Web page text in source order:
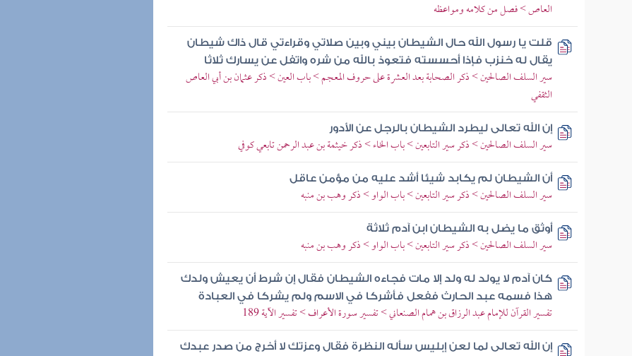
العاص > فصل من كلامه ومواعظه
قلت يا رسول الله حال الشيطان بيني وبين صلاتي وقراءتي قال ذاك شيطان
يقال له خنزب فإذا أحسسته فتعوذ بالله من شره واتفل عن يسارك ثلاثا
سير السلف الصالحين > ذكر الصحابة بعد العشرة على حروف المعجم > باب العين > ذكر عثمان بن أبي العاص
الثقفي
إن الله تعالى ليطرد الشيطان بالرجل عن الأدور
سير السلف الصالحين > ذكر سير التابعين > باب الخاء > ذكر خيثمة بن عبد الرحمن تابعي كوفي
أن الشيطان لم يكابد شيئا أشد عليه من مؤمن عاقل
سير السلف الصالحين > ذكر سير التابعين > باب الواو > ذكر وهب بن منبه
أوثق ما يضل به الشيطان ابن آدم ثلاثة
سير السلف الصالحين > ذكر سير التابعين > باب الواو > ذكر وهب بن منبه
كان آدم لا يولد له ولد إلا مات فجاءه الشيطان فقال إن شرط أن يعيش ولدك
هذا فسمه عبد الحارث ففعل فأشركا في الاسم ولم يشركا في العبادة
تفسير القرآن للإمام عبد الرزاق بن همام الصنعاني > تفسير سورة الأعراف > تفسير الآية 189
إن الله تعالى لما لعن إبليس سأله النظرة فقال وعزتك لا أخرج من صدر عبدك